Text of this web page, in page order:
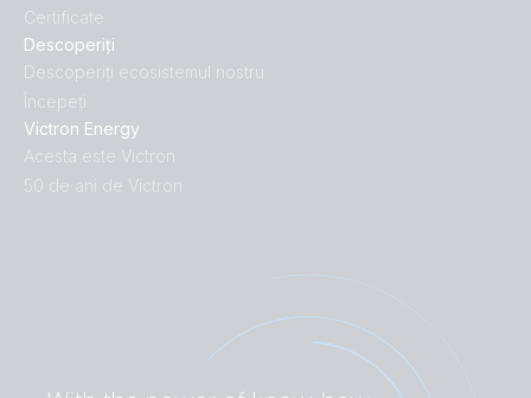
Descoperiți
Descoperiți ecosistemul nostru
Începeți
Victron Energy
Acesta este Victron
50 de ani de Victron
Certificate